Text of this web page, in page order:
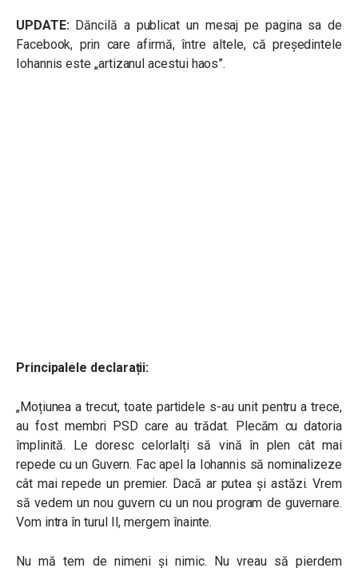
UPDATE:Dăncilă a publicat un mesaj pe pagina sa de
Facebook, prin care afirmă, între altele, că președintele
Iohannis este „artizanul acestui haos”.
Principalele declarații:
„Moțiunea a trecut, toate partidele s-au unit pentru a trece,
au fost membri PSD care au trădat. Plecăm cu datoria
împlinită. Le doresc celorlalți să vină în plen cât mai
repede cu un Guvern. Fac apel la Iohannis să nominalizeze
cât mai repede un premier. Dacă ar putea și astăzi. Vrem
să vedem un nou guvern cu un nou program de guvernare.
Vom intra în turul II, mergem înainte.
Nu mă tem de nimeni și nimic. Nu vreau să pierdem